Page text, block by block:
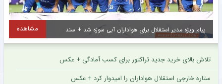
پیام ویژه مدیر استقلال برای هواداران آبی سوژه شد + سند مشاهده
تلاش بالای خرید جدید تراکتور برای کسب آمادگی + عکس
ستاره خارجی استقلال هواداران را امیدوار کرد + عکس